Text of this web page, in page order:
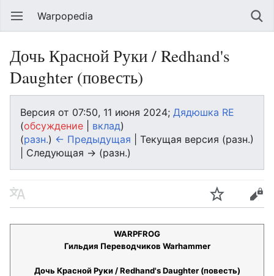
Warpopedia
Дочь Красной Руки / Redhand's
Daughter (повесть)
Версия от 07:50, 11 июня 2024; Дядюшка RE
(обсуждение вклад)
(разн.) ← Предыдущая | Текущая версия (разн.)
| Следующая → (разн.)
WARPFROG
Гильдия Переводчиков Warhammer
Дочь Красной Руки / Redhand's Daughter (повесть)